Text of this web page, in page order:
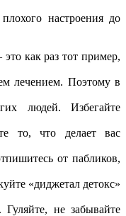
настроения до
как раз тот пример,
лечением. Поэтому в
людей. Избегайте
то, что делает вас
от пабликов,
«диджетал детокс»
не забывайте